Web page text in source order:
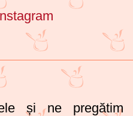
și ne pregătim